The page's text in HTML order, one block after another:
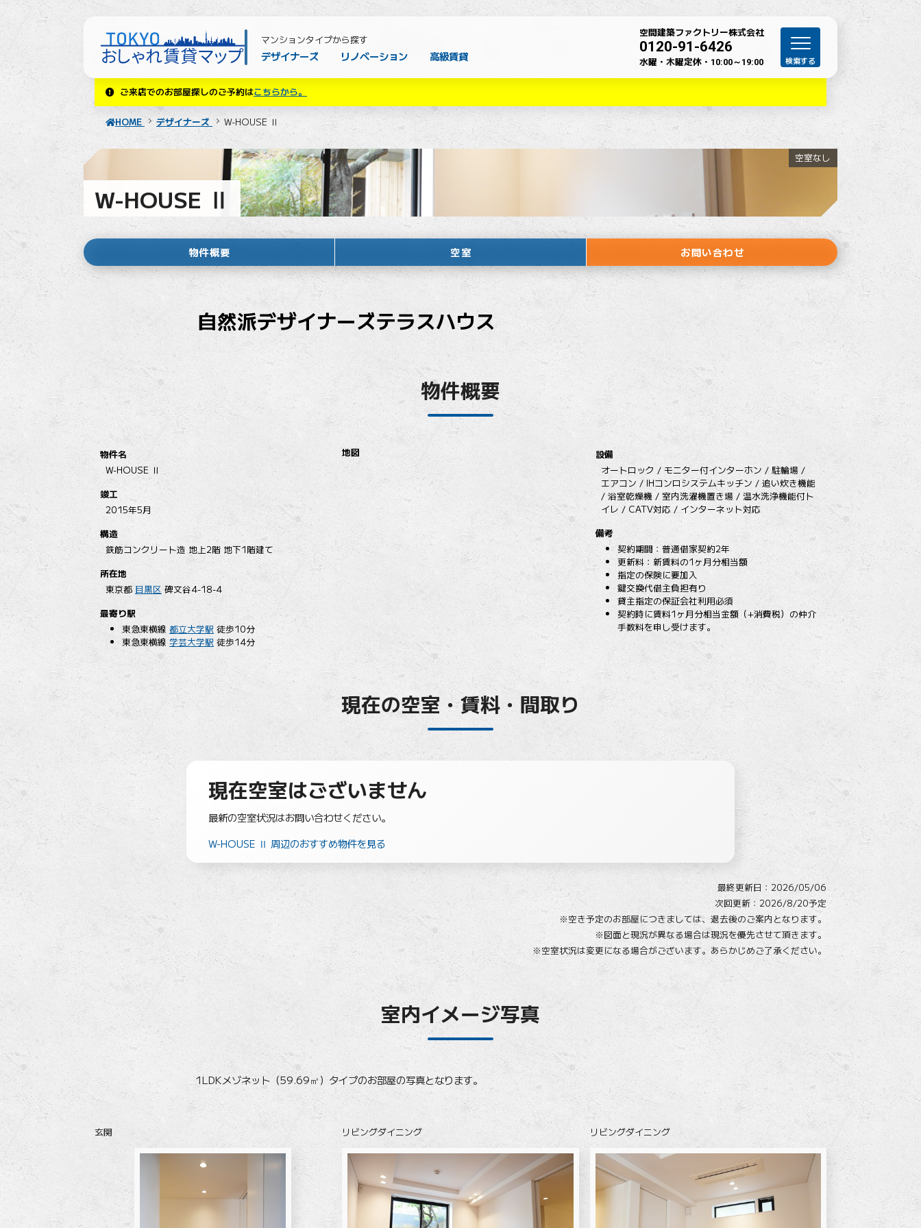
マンションタイプから探す
デザイナーズ リノベーション 高級賃貸
空間建築ファクトリー株式会社
0120-91-6426
水曜・木曜定休・ 10:00～19:00
ご来店でのお部屋探しのご予約はこちらから。
HOME デザイナーズ W-HOUSE Ⅱ
W-HOUSE Ⅱ
空室なし
物件概要 空室 お問い合わせ
自然派デザイナーズテラスハウス
物件概要
物件名
W-HOUSE Ⅱ
竣工
2015年5月
構造
鉄筋コンクリート造 地上2階 地下1階建て
所在地
東京都 目黒区 碑文谷4-18-4
最寄り駅
東急東横線 都立大学駅徒歩10分
東急東横線 学芸大学駅 徒歩14分
地図
設備
オートロック / モニター付インターホン / 駐輪場 /
エアコン / IHコンロシステムキッチン / 追い炊き機能
/ 浴室乾燥機 / 室内洗濯機置き場 / 温水洗浄機能付ト
イレ / CATV対応 / インターネット対応
備考
契約期間：普通借家契約2年
更新料：新賃料の1ヶ月分相当額
指定の保険に要加入
鍵交換代借主負担有り
貸主指定の保証会社利用必須
契約時に賃料1ヶ月分相当金額（+消費税）の仲介
手数料を申し受けます。
現在の空室・賃料・間取り
現在空室はございません
最新の空室状況はお問い合わせください。
W-HOUSE Ⅱ 周辺のおすすめ物件を見る
最終更新日： 2026/05/06
次回更新：2026/8/20予定
※空き予定のお部屋につきましては、 退去後のご案内となります。
※図面と現況が異なる場合は現況を優先させて頂きます。
※空室状況は変更になる場合がございます。あらかじめご了承ください。
室内イメージ写真
1LDKメゾネット（59.69㎡）タイプのお部屋の写真となります。
玄関 リビングダイニング リビングダイニング